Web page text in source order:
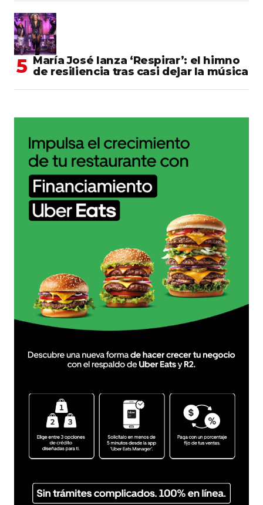
María José lanza ‘Respirar’: el himno
de resiliencia tras casi dejar la música